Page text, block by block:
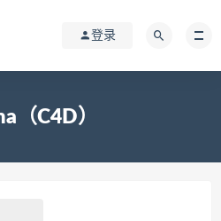
登录
（C4D）